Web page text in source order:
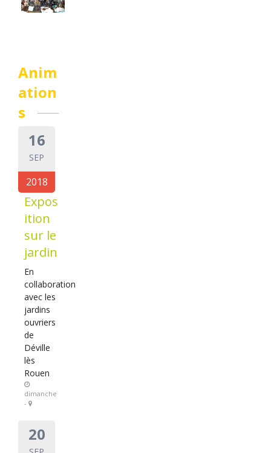
Anim
ation
s
16
SEP
2018
Expos
ition
sur le
jardin
En
collaboration
avec les
jardins
ouvriers
de
Déville
lès
Rouen
dimanche
-
20